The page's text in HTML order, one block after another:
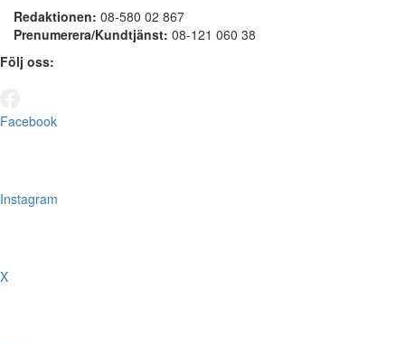
Redaktionen: 08-580 02 867
Prenumerera/Kundtjänst: 08-121 060 38
Följ oss:
Facebook
Instagram
X